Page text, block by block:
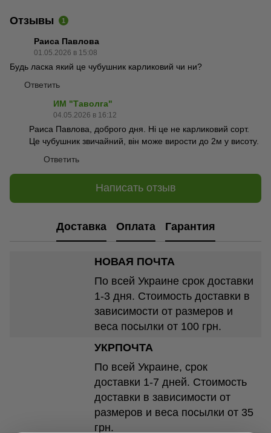
Отзывы 1
Раиса Павлова
01.05.2026 в 15:08
Будь ласка який це чубушник карликовий чи ни?
Ответить
ИМ "Таволга"
04.05.2026 в 16:12
Раиса Павлова, доброго дня. Ні це не карликовий сорт.
Це чубушник звичайний, він може вирости до 2м у висоту.
Ответить
Написать отзыв
Доставка Оплата Гарантия
НОВАЯ ПОЧТА
По всей Украине срок доставки
1-3 дня. Стоимость доставки в
зависимости от размеров и
веса посылки от 100 грн.
УКРПОЧТА
По всей Украине, срок
доставки 1-7 дней. Стоимость
доставки в зависимости от
размеров и веса посылки от 35
грн.